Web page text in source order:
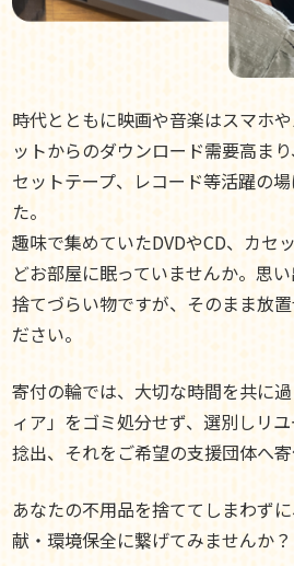
時代とともに映画や音楽はスマホ
ットからのダウンロード需要高ま
セットテープ、レコード等活躍の
た。
趣味で集めていたDVDやCD、カセ
どお部屋に眠っていませんか。思
捨てづらい物ですが、そのまま放
ださい。
寄付の輪では、大切な時間を共に
ィア」をゴミ処分せず、選別しリ
捻出、それをご希望の支援団体へ寄
あなたの不用品を捨ててしまわず
献・環境保全に繋げてみませんか？